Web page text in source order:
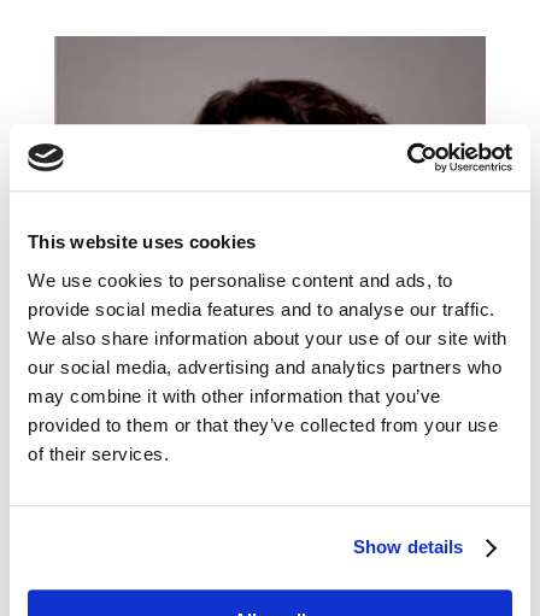
This website uses cookies
We use cookies to personalise content and ads, to
provide social media features and to analyse our traffic.
We also share information about your use of our site with
our social media, advertising and analytics partners who
may combine it with other information that you’ve
provided to them or that they’ve collected from your use
of their services.
Show details
China’s Disruptors – rewolucja po chińsku: